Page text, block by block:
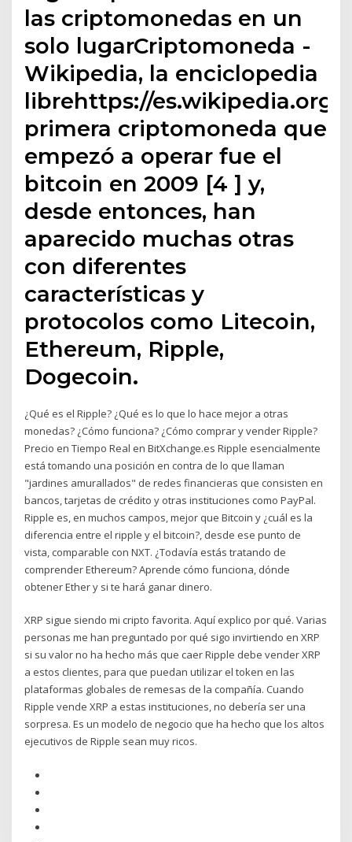
las criptomonedas en un
solo lugarCriptomoneda -
Wikipedia, la enciclopedia
librehttps://
primera criptomoneda que
empezó a operar fue el
bitcoin en 2009 [4 ] y,
desde entonces, han
aparecido muchas otras
con diferentes
características y
protocolos como Litecoin,
Ethereum, Ripple,
Dogecoin.
¿Qué es el Ripple? ¿Qué es lo que lo hace mejor a otras
monedas? ¿Cómo funciona? ¿Cómo comprar y vender Ripple?
Precio en Tiempo Real en BitXchange.es Ripple esencialmente
está tomando una posición en contra de lo que llaman
"jardines amurallados" de redes financieras que consisten en
bancos, tarjetas de crédito y otras instituciones como PayPal.
Ripple es, en muchos campos, mejor que Bitcoin y ¿cuál es la
diferencia entre el ripple y el bitcoin?, desde ese punto de
vista, comparable con NXT. ¿Todavía estás tratando de
comprender Ethereum? Aprende cómo funciona, dónde
obtener Ether y si te hará ganar dinero.
XRP sigue siendo mi cripto favorita. Aquí explico por qué. Varias
personas me han preguntado por qué sigo invirtiendo en XRP
si su valor no ha hecho más que caer Ripple debe vender XRP
a estos clientes, para que puedan utilizar el token en las
plataformas globales de remesas de la compañía. Cuando
Ripple vende XRP a estas instituciones, no debería ser una
sorpresa. Es un modelo de negocio que ha hecho que los altos
ejecutivos de Ripple sean muy ricos.